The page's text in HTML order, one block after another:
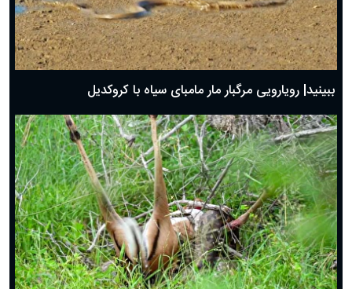
ببینید| رویارویی مرگبار مار مامبای سیاه با کروکدیل